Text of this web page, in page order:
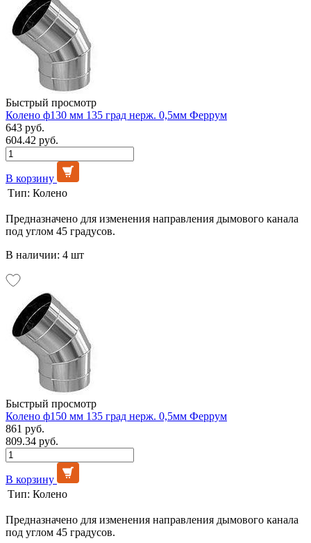
Быстрый просмотр
Колено ф130 мм 135 град нерж. 0,5мм Феррум
643 руб.
604.42 руб.
В корзину
Тип: Колено
Предназначено для изменения направления дымового канала
под углом 45 градусов.
В наличии: 4 шт
Быстрый просмотр
Колено ф150 мм 135 град нерж. 0,5мм Феррум
861 руб.
809.34 руб.
В корзину
Тип: Колено
Предназначено для изменения направления дымового канала
под углом 45 градусов.